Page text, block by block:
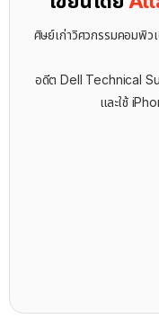
ศิษย์เก่าวิศวกรรมคอมพิ
อดีต Dell Technical
และใช้